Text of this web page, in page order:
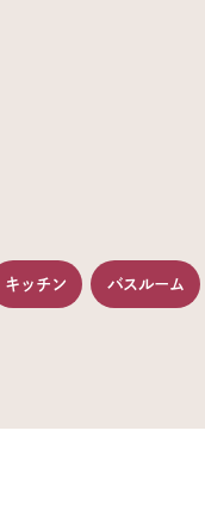
キッチン バスルーム